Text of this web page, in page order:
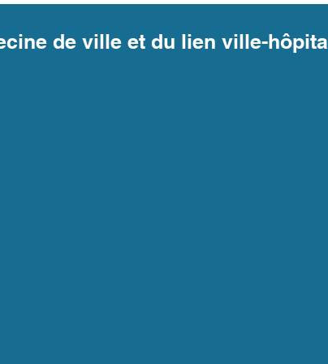
de ville et du lien ville-